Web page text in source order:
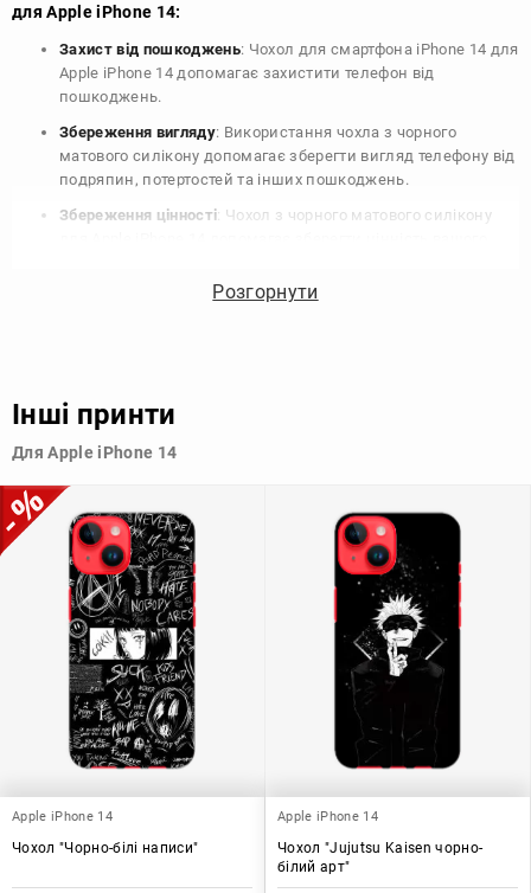
для Apple iPhone 14:
Захист від пошкоджень: Чохол для смартфона iPhone 14 для
Apple iPhone 14 допомагає захистити телефон від
пошкоджень.
Збереження вигляду: Використання чохла з чорного
матового силікону допомагає зберегти вигляд телефону від
подряпин, потертостей та інших пошкоджень.
Збереження цінності: Чохол з чорного матового силікону
продати свій пристрій в майбутньому.
Узагалі, чохол для телефону - це дуже корисний аксесуар, який
допомагає захистити ваш пристрій, зберегти його цінність і
Розгорнути
Інші принти
Для Apple iPhone 14
Apple iPhone 14
Чохол "Чорно-білі написи"
Apple iPhone 14
Чохол "Jujutsu Kaisen чорно-
білий арт"